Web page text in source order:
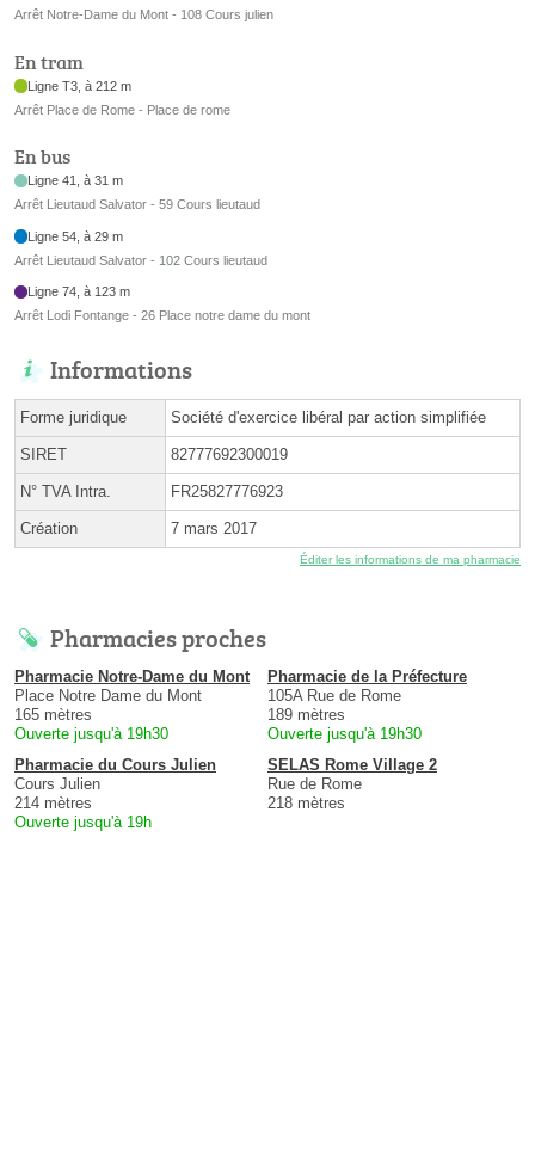
Arrêt Notre-Dame du Mont - 108 Cours julien
En tram
Ligne T3, à 212 m
Arrêt Place de Rome - Place de rome
En bus
Ligne 41, à 31 m
Arrêt Lieutaud Salvator - 59 Cours lieutaud
Ligne 54, à 29 m
Arrêt Lieutaud Salvator - 102 Cours lieutaud
Ligne 74, à 123 m
Arrêt Lodi Fontange - 26 Place notre dame du mont
Informations
Forme juridique Société d'exercice libéral par action simplifiée
SIRET 82777692300019
N° TVA Intra. FR25827776923
Création 7 mars 2017
Éditer les informations de ma pharmacie
Pharmacies proches
Pharmacie Notre-Dame du Mont
Place Notre Dame du Mont
165 mètres
Ouverte jusqu'à 19h30
Pharmacie de la Préfecture
105A Rue de Rome
189 mètres
Ouverte jusqu'à 19h30
Pharmacie du Cours Julien
Cours Julien
214 mètres
Ouverte jusqu'à 19h
SELAS Rome Village 2
Rue de Rome
218 mètres